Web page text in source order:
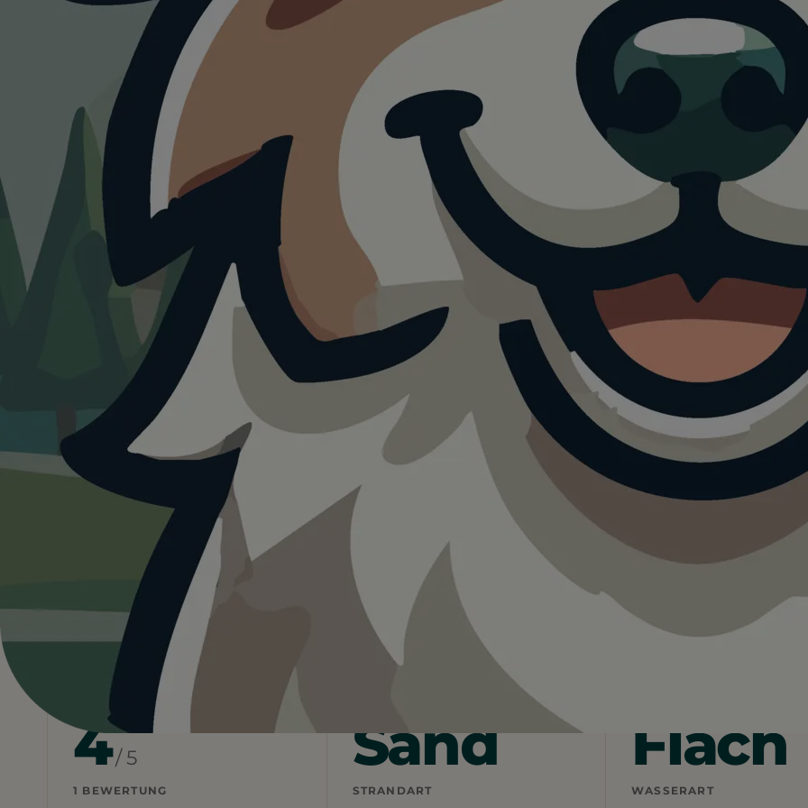
HUNDESTRAND
Bau Beach
Italien Latium Bau Beach Maccarese
Heute istein guter Tag für Bau Beach Maccarese.
27°C und sonnig. Schatten und Wasser sind vor Ort vorhanden. Gute Bedingungen.
Wetterdaten: OpenWeatherMap
4/ 5
1 BEWERTUNG
Sand
STRANDART
Flach
WASSERART